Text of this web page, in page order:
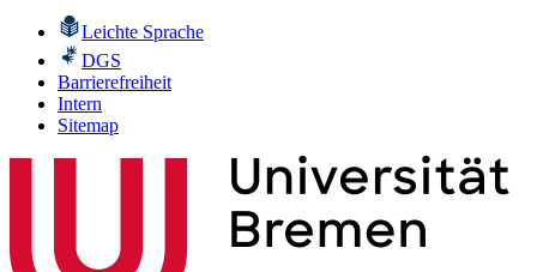
Leichte Sprache
DGS
Barrierefreiheit
Intern
Sitemap